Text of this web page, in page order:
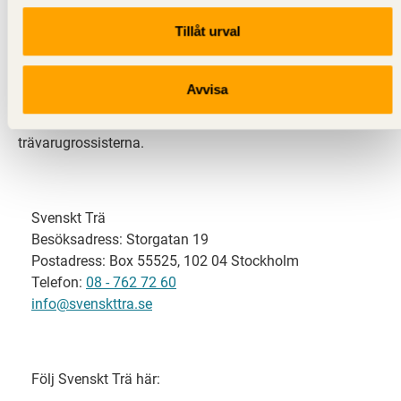
Tillåt urval
Avvisa
Svenskt Trä representerar svensk sågverksindustri
och är en del av branschorganisationen
svensk limträ-, KL-trä- och förpackningsindustri samt
trävarugrossisterna.
Svenskt Trä
Besöksadress: Storgatan 19
Postadress: Box 55525, 102 04 Stockholm
Telefon: 08 - 762 72 60
info@svenskttra.se
Följ Svenskt Trä här: